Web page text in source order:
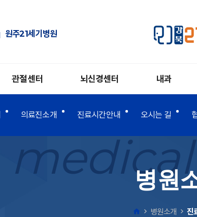
원주21세기병원
의료진소개 진료시간안내 오시는 길
관절센터 뇌신경센터 내과
병원
병원소개 진